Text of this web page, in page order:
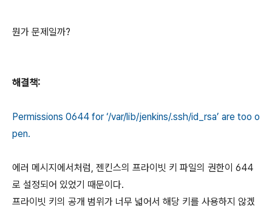
뭔가 문제일까?
해결책:
Permissions 0644 for ‘/var/lib/jenkins/.ssh/id_rsa’ are too o
pen.
에러 메시지에서처럼, 젠킨스의 프라이빗 키 파일의 권한이 644
로 설정되어 있었기 때문이다.
프라이빗 키의 공개 범위가 너무 넓어서 해당 키를 사용하지 않겠